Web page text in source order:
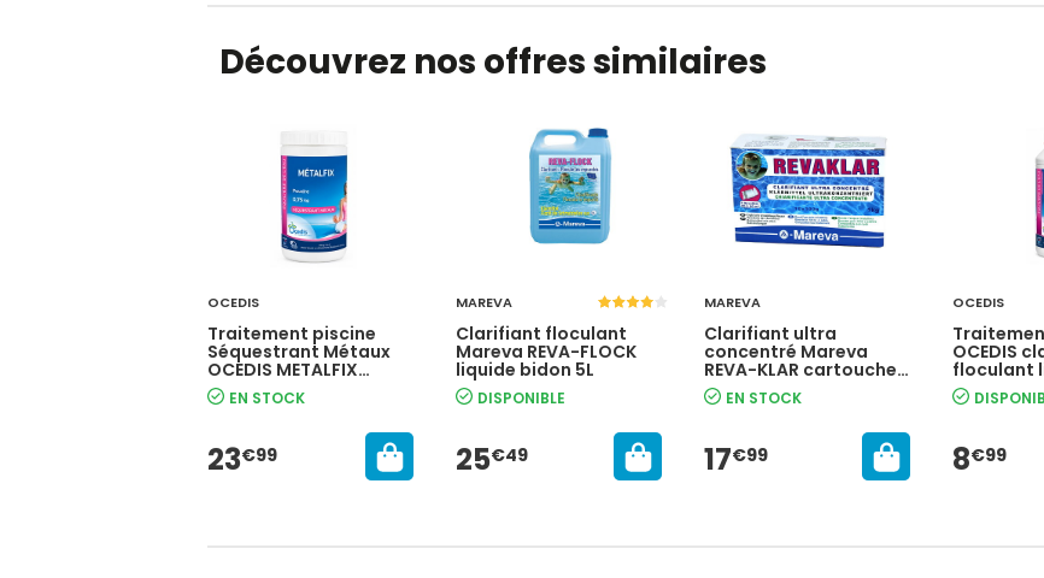
Découvrez nos offres similaires
OCEDIS
Traitement piscine
Séquestrant Métaux
OCEDIS METALFIX
poudre 0,75 kg
EN STOCK
23€99
MAREVA
Clarifiant floculant
Mareva REVA-FLOCK
liquide bidon 5L
DISPONIBLE
25€49
MAREVA
Clarifiant ultra
concentré Mareva
REVA-KLAR cartouches
1kgEN STOCK
17€99
OCEDIS
OCEDIS
floculant
1L
8€99